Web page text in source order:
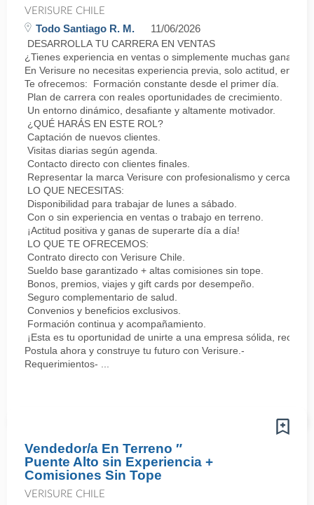
VERISURE CHILE
Todo Santiago R. M. 11/06/2026
DESARROLLA TU CARRERA EN VENTAS
¿Tienes experiencia en ventas o simplemente muchas ganas
En Verisure no necesitas experiencia previa, solo actitud,
Te ofrecemos: Formación constante desde el primer día.
Plan de carrera con reales oportunidades de crecimiento.
Un entorno dinámico, desafiante y altamente motivador.
¿QUÉ HARÁS EN ESTE ROL?
Captación de nuevos clientes.
Visitas diarias según agenda.
Contacto directo con clientes finales.
Representar la marca Verisure con profesionalismo y cercanía.
LO QUE NECESITAS:
Disponibilidad para trabajar de lunes a sábado.
Con o sin experiencia en ventas o trabajo en terreno.
¡Actitud positiva y ganas de superarte día a día!
LO QUE TE OFRECEMOS:
Contrato directo con Verisure Chile.
Sueldo base garantizado + altas comisiones sin tope.
Bonos, premios, viajes y gift cards por desempeño.
Seguro complementario de salud.
Convenios y beneficios exclusivos.
Formación continua y acompañamiento.
¡Esta es tu oportunidad de unirte a una empresa sólida,
Postula ahora y construye tu futuro con Verisure.-
Requerimientos- ...
Vendedor/a En Terreno ″
Puente Alto sin Experiencia +
Comisiones Sin Tope
VERISURE CHILE